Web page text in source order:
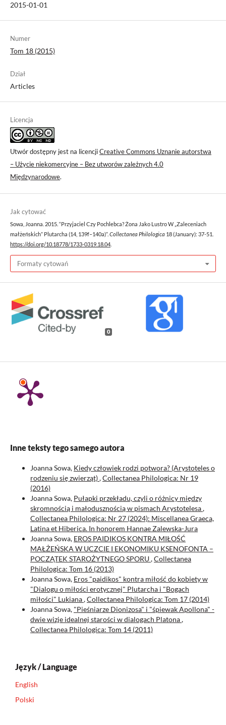
2015-01-01
Numer
Tom 18 (2015)
Dział
Articles
Licencja
Utwór dostępny jest na licencjiCreative Commons Uznanie autorstwa
– Użycie niekomercyjne – Bez utworów zależnych 4.0
Międzynarodowe.
Jak cytować
Sowa, Joanna. 2015. “Przyjaciel Czy Pochlebca? Żona Jako Lustro W „Zaleceniach
małżeńskich” Plutarcha (14, 139f–140a)”. Collectanea Philologica 18 (January): 37-51.
https://doi.org/10.18778/1733-0319.18.04.
Formaty cytowań
0
Inne teksty tego samego autora
Joanna Sowa, Kiedy człowiek rodzi potwora? (Arystoteles o
rodzeniu się zwierząt),Collectanea Philologica: Nr 19
(2016)
Joanna Sowa, Pułapki przekładu, czyli o różnicy między
skromnością i małodusznością w pismach Arystotelesa,
Collectanea Philologica: Nr 27 (2024): Miscellanea Graeca,
Latina et Hiberica. In honorem Hannae Zalewska-Jura
Joanna Sowa, EROS PAIDIKOS KONTRA MIŁOŚĆ
MAŁŻEŃSKA W UCZCIE I EKONOMIKU KSENOFONTA –
POCZĄTEK STAROŻYTNEGO SPORU,Collectanea
Philologica: Tom 16 (2013)
Joanna Sowa, Eros "paidikos" kontra miłość do kobiety w
"Dialogu o miłości erotycznej" Plutarcha i "Bogach
miłości" Lukiana,Collectanea Philologica: Tom 17 (2014)
Joanna Sowa, "Pieśniarze Dionizosa" i "śpiewak Apollona" -
dwie wizje idealnej starości w dialogach Platona,
Collectanea Philologica: Tom 14 (2011)
Język / Language
English
Polski